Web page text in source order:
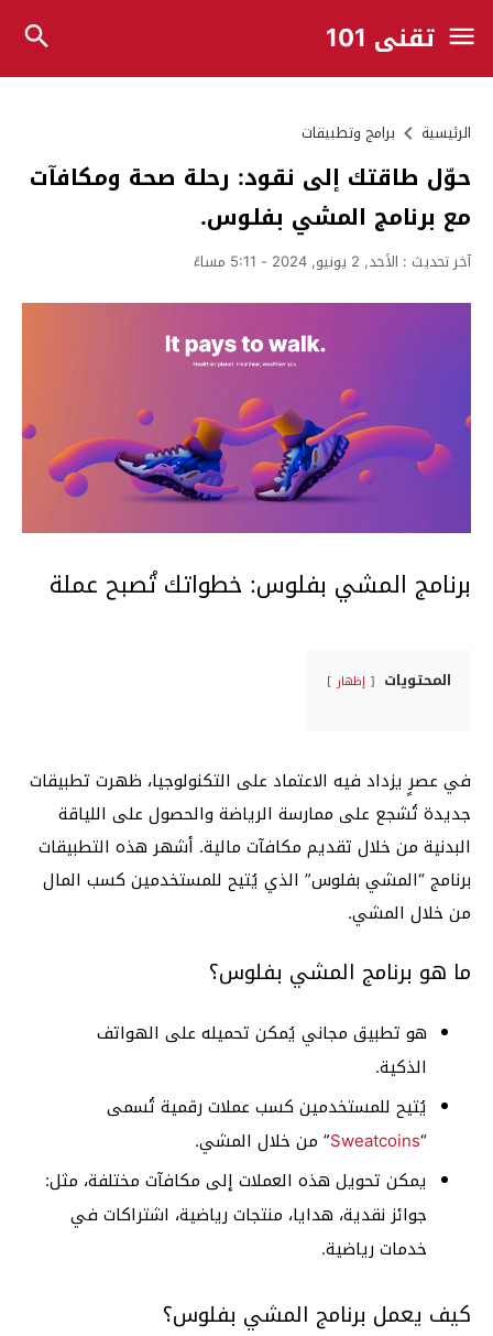
تقني 101
الرئيسية برامج وتطبيقات
حوّل طاقتك إلى نقود: رحلة صحة ومكافآت
مع برنامج المشي بفلوس.
آخر تحديث : الأحد, 2 يونيو, 2024 - 5:11 مساءً
برنامج المشي بفلوس: خطواتك تُصبح عملة
المحتويات إظهار
في عصرٍ يزداد فيه الاعتماد على التكنولوجيا، ظهرت تطبيقات
جديدة تُشجع على ممارسة الرياضة والحصول على اللياقة
البدنية من خلال تقديم مكافآت مالية. أشهر هذه التطبيقات
برنامج “المشي بفلوس” الذي يُتيح للمستخدمين كسب المال
من خلال المشي.
ما هو برنامج المشي بفلوس؟
هو تطبيق مجاني يُمكن تحميله على الهواتف
الذكية.
يُتيح للمستخدمين كسب عملات رقمية تُسمى
“
Sweatcoins” من خلال المشي.
يمكن تحويل هذه العملات إلى مكافآت مختلفة، مثل:
جوائز نقدية، هدايا، منتجات رياضية، اشتراكات في
خدمات رياضية.
كيف يعمل برنامج المشي بفلوس؟